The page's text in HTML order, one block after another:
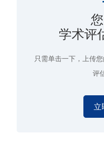
学术评
只需单击一下，上传
评
立